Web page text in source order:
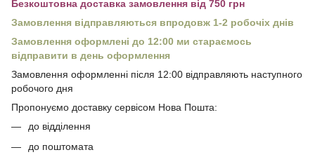
Безкоштовна доставка замовлення від 750 грн
Замовлення відправляються впродовж 1-2 робочіх днів
Замовлення оформлені до 12:00 ми стараємось
відправити в день оформлення
Замовлення оформленні після 12:00 відправляють наступного
робочого дня
Пропонуємо доставку сервісом Нова Пошта:
до відділення
до поштомата